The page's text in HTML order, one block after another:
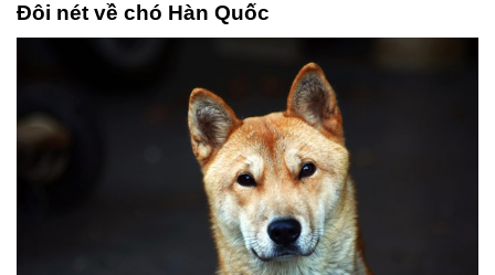
Đôi nét về chó Hàn Quốc